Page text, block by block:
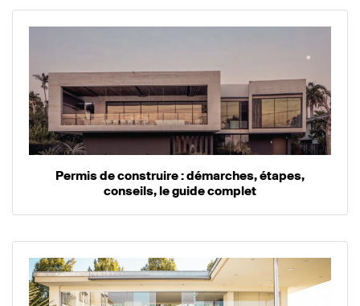
Permis de construire : démarches, étapes,
conseils, le guide complet